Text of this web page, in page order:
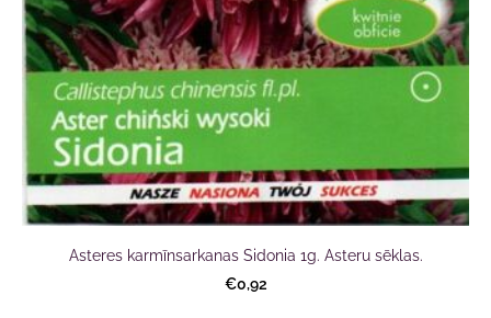
Asteres karmīnsarkanas Sidonia 1g. Asteru sēklas.
€0,92